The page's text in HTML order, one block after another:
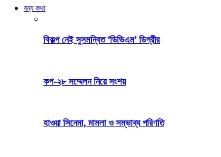
বন্য কথা
বিকল্প নেই সুসমন্বিত ‘ডিভিএম’ ডিগ্রীর
কপ-২৮ সম্মেলন নিয়ে সংশয়
হাওয়া সিনেমা, মামলা ও সম্ভাব্য পরিণতি